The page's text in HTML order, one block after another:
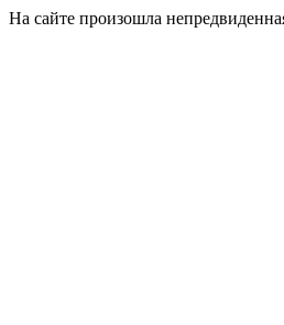
На сайте произошла